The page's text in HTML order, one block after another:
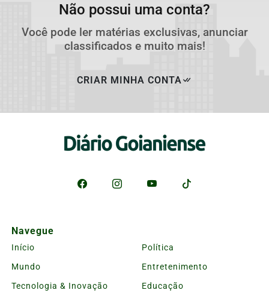
Não possui uma conta?
Você pode ler matérias exclusivas, anunciar
classificados e muito mais!
CRIAR MINHA CONTA
Navegue
Início
Política
Mundo
Entretenimento
Tecnologia & Inovação
Educação